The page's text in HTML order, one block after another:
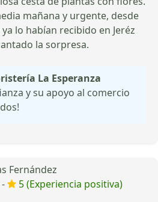
mañana y urgente, desde
lo habían recibido en Jeréz
la sorpresa.
La Esperanza
y su apoyo al comercio
Fernández
5 (Experiencia positiva)